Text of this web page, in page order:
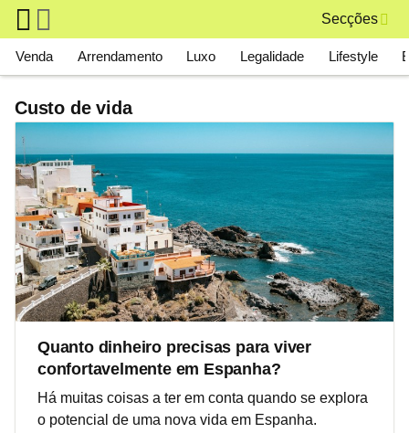
Skip to main content
Secções
Main navigation
Venda Arrendamento Luxo Legalidade Lifestyle
Custo de vida
Quanto dinheiro precisas para viver
confortavelmente em Espanha?
Há muitas coisas a ter em conta quando se explora
o potencial de uma nova vida em Espanha.